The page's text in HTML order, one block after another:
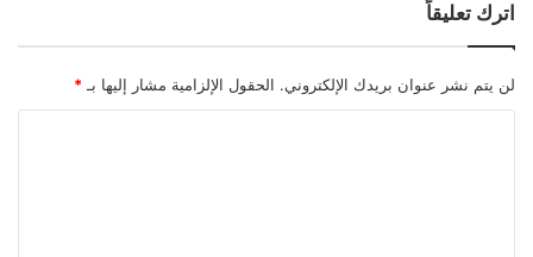
اترك تعليقاً
لن يتم نشر عنوان بريدك الإلكتروني. الحقول الإلزامية مشار إليها بـ *